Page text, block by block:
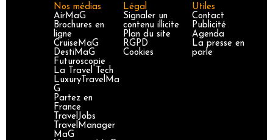
Nos médias
AirMaG
Brochures en
ligne
CruiseMaG
DestiMaG
Futuroscopie
La Travel Tech
LuxuryTravelMa
G
Partez en
France
TravelJobs
TravelManager
MaG
Légal
Signaler un
contenu illicite
Plan du site
RGPD
Cookies
Utiles
Contact
Publicité
Agenda
La presse en
parle